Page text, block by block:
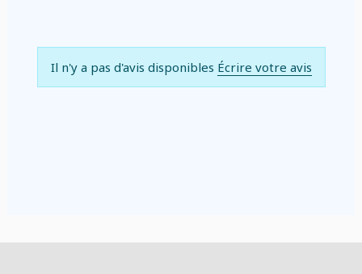
Il n'y a pas d'avis disponibles Écrire votre avis